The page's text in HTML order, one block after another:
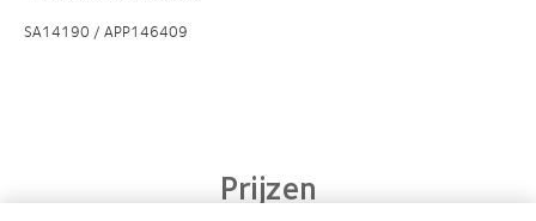
SA14190 / APP146409
Prijzen